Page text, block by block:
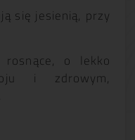
się jesienią, przy
rosnące, o lekko
i zdrowym,